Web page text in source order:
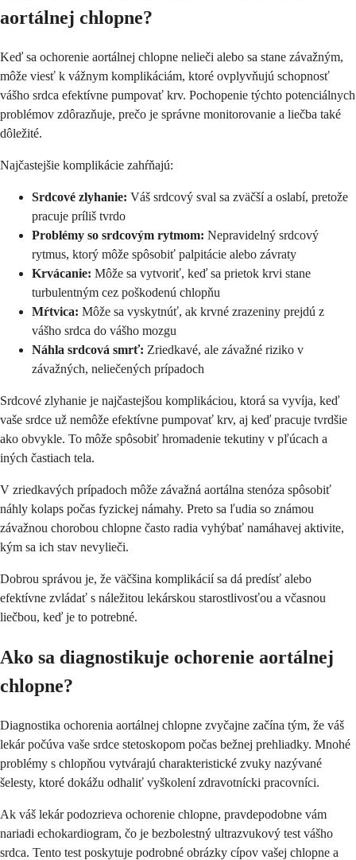
aortálnej chlopne?
Keď sa ochorenie aortálnej chlopne nelieči alebo sa stane závažným,
môže viesť k vážnym komplikáciám, ktoré ovplyvňujú schopnosť
vášho srdca efektívne pumpovať krv. Pochopenie týchto potenciálnych
problémov zdôrazňuje, prečo je správne monitorovanie a liečba také
dôležité.
Najčastejšie komplikácie zahŕňajú:
Srdcové zlyhanie: Váš srdcový sval sa zväčší a oslabí, pretože
pracuje príliš tvrdo
Problémy so srdcovým rytmom: Nepravidelný srdcový
rytmus, ktorý môže spôsobiť palpitácie alebo závraty
Krvácanie: Môže sa vytvoriť, keď sa prietok krvi stane
turbulentným cez poškodenú chlopňu
Mŕtvica: Môže sa vyskytnúť, ak krvné zrazeniny prejdú z
vášho srdca do vášho mozgu
Náhla srdcová smrť: Zriedkavé, ale závažné riziko v
závažných, neliečených prípadoch
Srdcové zlyhanie je najčastejšou komplikáciou, ktorá sa vyvíja, keď
vaše srdce už nemôže efektívne pumpovať krv, aj keď pracuje tvrdšie
ako obvykle. To môže spôsobiť hromadenie tekutiny v pľúcach a
iných častiach tela.
V zriedkavých prípadoch môže závažná aortálna stenóza spôsobiť
náhly kolaps počas fyzickej námahy. Preto sa ľudia so známou
závažnou chorobou chlopne často radia vyhýbať namáhavej aktivite,
kým sa ich stav nevylieči.
Dobrou správou je, že väčšina komplikácií sa dá predísť alebo
efektívne zvládať s náležitou lekárskou starostlivosťou a včasnou
liečbou, keď je to potrebné.
Ako sa diagnostikuje ochorenie aortálnej
chlopne?
Diagnostika ochorenia aortálnej chlopne zvyčajne začína tým, že váš
lekár počúva vaše srdce stetoskopom počas bežnej prehliadky. Mnohé
problémy s chlopňou vytvárajú charakteristické zvuky nazývané
šelesty, ktoré dokážu odhaliť vyškolení zdravotnícki pracovníci.
Ak váš lekár podozrieva ochorenie chlopne, pravdepodobne vám
nariadi echokardiogram, čo je bezbolestný ultrazvukový test vášho
srdca. Tento test poskytuje podrobné obrázky cípov vašej chlopne a